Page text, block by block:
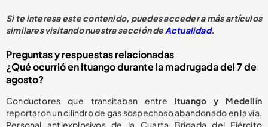
Si te interesa este contenido, puedes acceder a más artículos
similares visitando nuestra sección deActualidad.
Preguntas y respuestas relacionadas
¿Qué ocurrió en Ituango durante la madrugada del 7 de
agosto?
Conductores que transitaban entre Ituango y Medellín
reportaron un cilindro de gas sospechoso abandonado en la vía.
Personal antiexplosivos de la Cuarta Brigada del Ejército